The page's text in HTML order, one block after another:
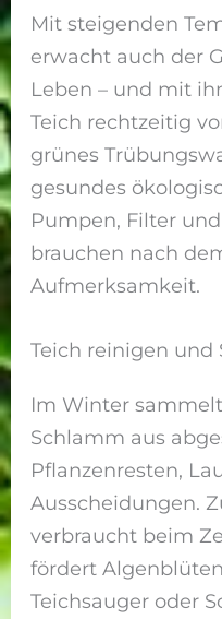
Mit steigenden
erwacht auch der
Leben – und mit
Teich rechtzeitig
grünes
gesundes
Pumpen, Filter
brauchen nach
Aufmerksamkeit.
Teich reinigen
Im Winter
Schlamm aus
Pflanzenresten,
Ausscheidungen.
verbraucht beim
fördert
Teichsauger oder